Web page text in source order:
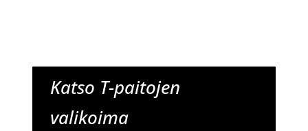
Katso T-paitojen
valikoima